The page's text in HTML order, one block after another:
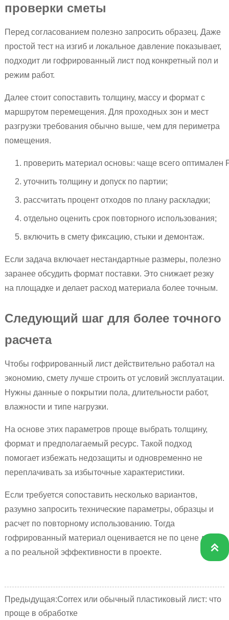
проверки сметы
Перед согласованием полезно запросить образец. Даже
простой тест на изгиб и локальное давление показывает,
подходит ли гофрированный лист под конкретный пол и
режим работ.
Далее стоит сопоставить толщину, массу и формат с
маршрутом перемещения. Для проходных зон и мест
разгрузки требования обычно выше, чем для периметра
помещения.
проверить материал основы: чаще всего оптимален
уточнить толщину и допуск по партии;
рассчитать процент отходов по плану раскладки;
отдельно оценить срок повторного использования;
включить в смету фиксацию, стыки и демонтаж.
Если задача включает нестандартные размеры, полезно
заранее обсудить формат поставки. Это снижает резку
на площадке и делает расход материала более точным.
Следующий шаг для более точного
расчета
Чтобы гофрированный лист действительно работал на
экономию, смету лучше строить от условий эксплуатации.
Нужны данные о покрытии пола, длительности работ,
влажности и типе нагрузки.
На основе этих параметров проще выбрать толщину,
формат и предполагаемый ресурс. Такой подход
помогает избежать недозащиты и одновременно не
переплачивать за избыточные характеристики.
Если требуется сопоставить несколько вариантов,
разумно запросить технические параметры, образцы и
расчет по повторному использованию. Тогда
гофрированный материал оценивается не по цене листа,
а по реальной эффективности в проекте.
Предыдущая:Correx или обычный пластиковый лист: что
проще в обработке
